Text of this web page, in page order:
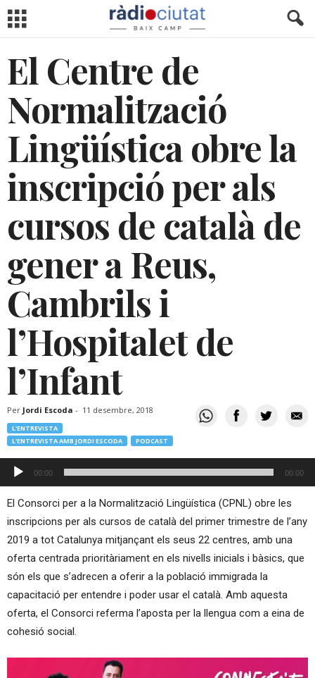
El Centre de
Normalització
Lingüística obre la
inscripció per als
cursos de català de
gener a Reus,
Cambrils i
l’Hospitalet de
l’Infant
Per Jordi Escoda - 11 desembre, 2018
L'ENTREVISTA
L'ENTREVISTA AMB JORDI ESCODA
PODCAST
Reproductor
d'àudio
00:00 00:00
El Consorci per a la Normalització Lingüística (CPNL) obre les
inscripcions per als cursos de català del primer trimestre de l’any
2019 a tot Catalunya mitjançant els seus 22 centres, amb una
oferta centrada prioritàriament en els nivells inicials i bàsics, que
són els que s’adrecen a oferir a la població immigrada la
capacitació per entendre i poder usar el català. Amb aquesta
oferta, el Consorci referma l’aposta per la llengua com a eina de
cohesió social.